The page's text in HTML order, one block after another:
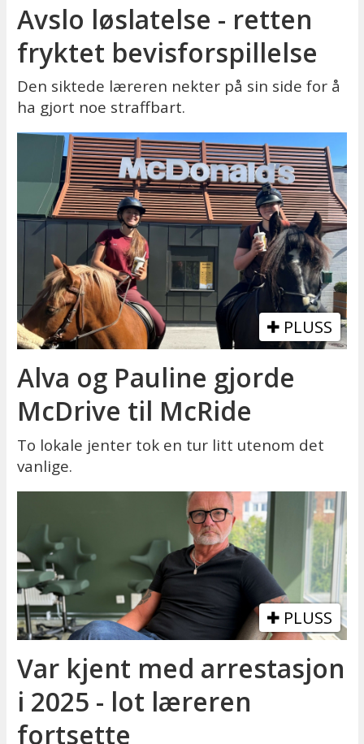
Avslo løslatelse - retten
fryktet bevisforspillelse
Den siktede læreren nekter på sin side for å
ha gjort noe straffbart.
PLUSS
Alva og Pauline gjorde
McDrive til McRide
To lokale jenter tok en tur litt utenom det
vanlige.
PLUSS
Var kjent med arrestasjon
i 2025 - lot læreren
fortsette